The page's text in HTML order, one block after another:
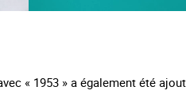
« 1953 » a également été